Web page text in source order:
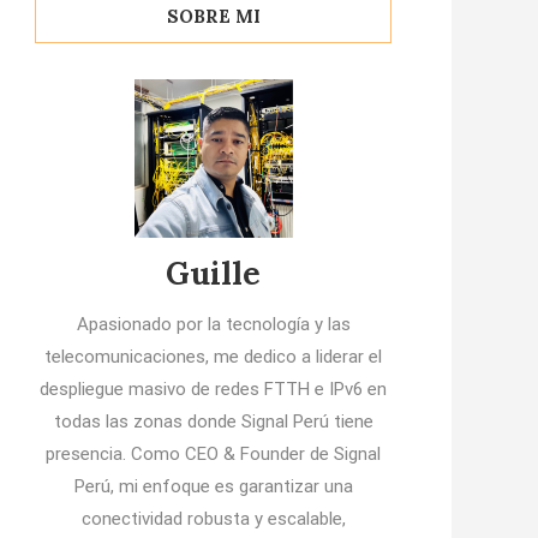
SOBRE MI
Guille
Apasionado por la tecnología y las
telecomunicaciones, me dedico a liderar el
despliegue masivo de redes FTTH e IPv6 en
todas las zonas donde Signal Perú tiene
presencia. Como CEO & Founder de Signal
Perú, mi enfoque es garantizar una
conectividad robusta y escalable,